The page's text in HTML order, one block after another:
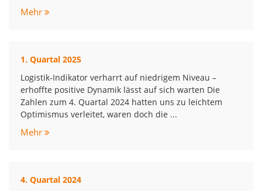
Mehr
1. Quartal 2025
Logistik-Indikator verharrt auf niedrigem Niveau –
erhoffte positive Dynamik lässt auf sich warten Die
Zahlen zum 4. Quartal 2024 hatten uns zu leichtem
Optimismus verleitet, waren doch die ...
Mehr
4. Quartal 2024